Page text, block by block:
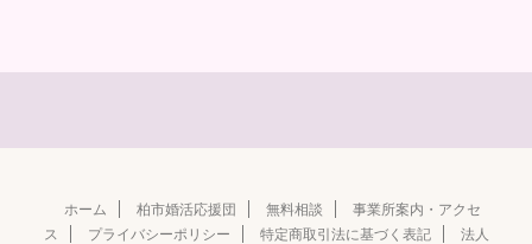
ホーム 柏市婚活応援団 無料相談
事業所案内・アクセ
ス
プライバシーポリシー 特定商取引法に基づく表記
法人